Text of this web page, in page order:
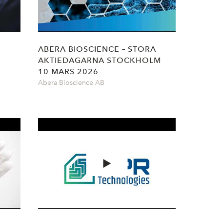
ABERA BIOSCIENCE – STORA
AKTIEDAGARNA STOCKHOLM
10 MARS 2026
Abera Bioscience AB